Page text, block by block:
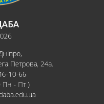
Петрова, 24а.
10-66
Пн - Пт )